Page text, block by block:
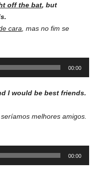
off the bat, but
cara , mas no fim se
00:00
I would be best friends.
melhores amigos.
00:00